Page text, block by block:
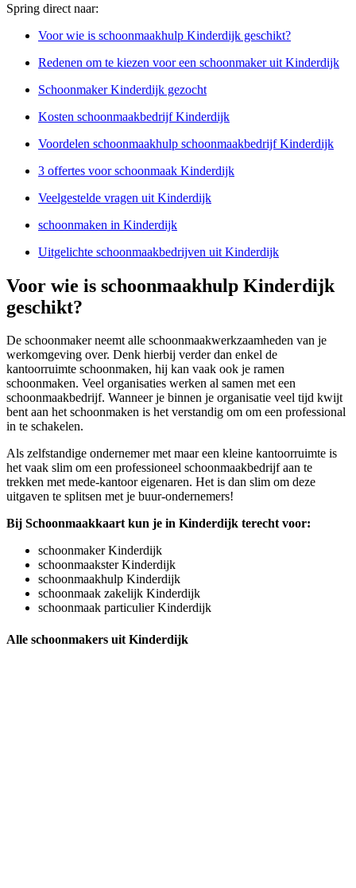
Spring direct naar:
Voor wie is schoonmaakhulp Kinderdijk geschikt?
Redenen om te kiezen voor een schoonmaker uit Kinderdijk
Schoonmaker Kinderdijk gezocht
Kosten schoonmaakbedrijf Kinderdijk
Voordelen schoonmaakhulp schoonmaakbedrijf Kinderdijk
3 offertes voor schoonmaak Kinderdijk
Veelgestelde vragen uit Kinderdijk
schoonmaken in Kinderdijk
Uitgelichte schoonmaakbedrijven uit Kinderdijk
Voor wie is schoonmaakhulp Kinderdijk
geschikt?
De schoonmaker neemt alle schoonmaakwerkzaamheden van je
werkomgeving over. Denk hierbij verder dan enkel de
kantoorruimte schoonmaken, hij kan vaak ook je ramen
schoonmaken. Veel organisaties werken al samen met een
schoonmaakbedrijf. Wanneer je binnen je organisatie veel tijd kwijt
bent aan het schoonmaken is het verstandig om om een professional
in te schakelen.
Als zelfstandige ondernemer met maar een kleine kantoorruimte is
het vaak slim om een professioneel schoonmaakbedrijf aan te
trekken met mede-kantoor eigenaren. Het is dan slim om deze
uitgaven te splitsen met je buur-ondernemers!
Bij Schoonmaakkaart kun je in Kinderdijk terecht voor:
schoonmaker Kinderdijk
schoonmaakster Kinderdijk
schoonmaakhulp Kinderdijk
schoonmaak zakelijk Kinderdijk
schoonmaak particulier Kinderdijk
Alle schoonmakers uit Kinderdijk